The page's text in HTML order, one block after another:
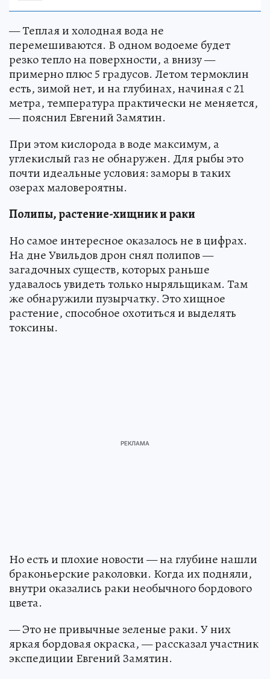
— Теплая и холодная вода не
перемешиваются. В одном водоеме будет
резко тепло на поверхности, а внизу —
примерно плюс 5 градусов. Летом термоклин
есть, зимой нет, и на глубинах, начиная с 21
метра, температура практически не меняется,
— пояснил Евгений Замятин.
При этом кислорода в воде максимум, а
углекислый газ не обнаружен. Для рыбы это
почти идеальные условия: заморы в таких
озерах маловероятны.
Полипы, растение-хищник и раки
Но самое интересное оказалось не в цифрах.
На дне Увильдов дрон снял полипов —
загадочных существ, которых раньше
удавалось увидеть только ныряльщикам. Там
же обнаружили пузырчатку. Это хищное
растение, способное охотиться и выделять
токсины.
Но есть и плохие новости — на глубине нашли
браконьерские раколовки. Когда их подняли,
внутри оказались раки необычного бордового
цвета.
— Это не привычные зеленые раки. У них
яркая бордовая окраска, — рассказал участник
экспедиции Евгений Замятин.